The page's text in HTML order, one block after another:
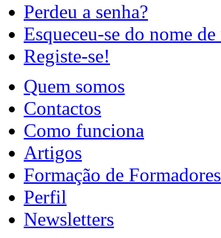
Perdeu a senha?
Esqueceu-se do nome
Registe-se!
Quem somos
Contactos
Como funciona
Artigos
Formação de Formadores
Perfil
Newsletters